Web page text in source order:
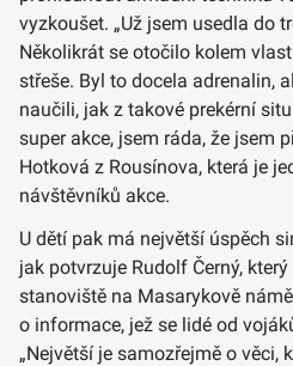
vyzkoušet. „Už jsem usedla do
Několikrát se otočilo kolem
střeše. Byl to docela adrenalin,
naučili, jak z takové prekérní
super akce, jsem ráda, že jsem
Hotková z Rousínova, která je
návštěvníků akce.
U dětí pak má největší úspěch
jak potvrzuje Rudolf Černý,
stanoviště na Masarykově
o informace, jež se lidé od
„Největší je samozřejmě o věci,